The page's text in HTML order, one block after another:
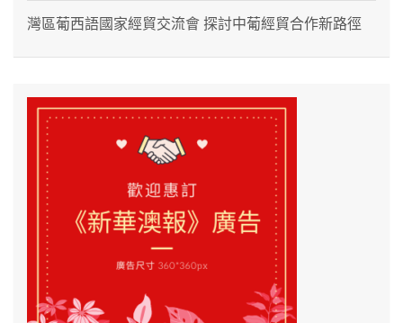
灣區葡西語國家經貿交流會 探討中葡經貿合作新路徑